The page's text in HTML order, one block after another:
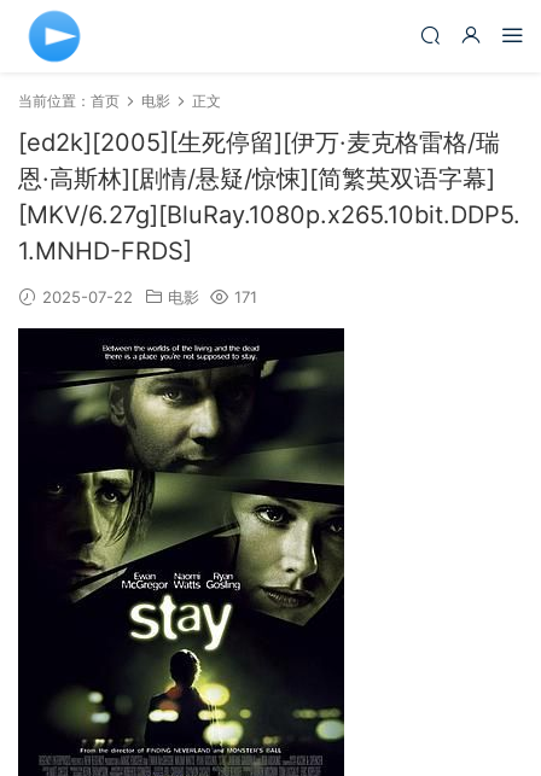
当前位置： 首页 电影 正文
[ed2k][2005][生死停留][伊万·麦克格雷格/瑞
恩·高斯林][剧情/悬疑/惊悚][简繁英双语字幕]
[MKV/6.27g][BluRay.1080p.x265.10bit.DDP5.
1.MNHD-FRDS]
2025-07-22 电影 171